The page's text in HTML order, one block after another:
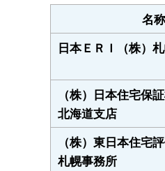
名称
日本ＥＲＩ（株）
（株）日本住宅保
北海道支店
（株）東日本住宅
札幌事務所